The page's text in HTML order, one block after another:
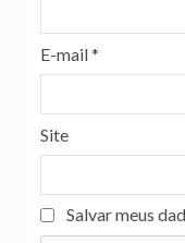
E-mail*
Site
Salvar meus